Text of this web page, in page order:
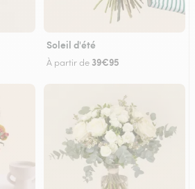
Soleil d'été
À partir de 39€95